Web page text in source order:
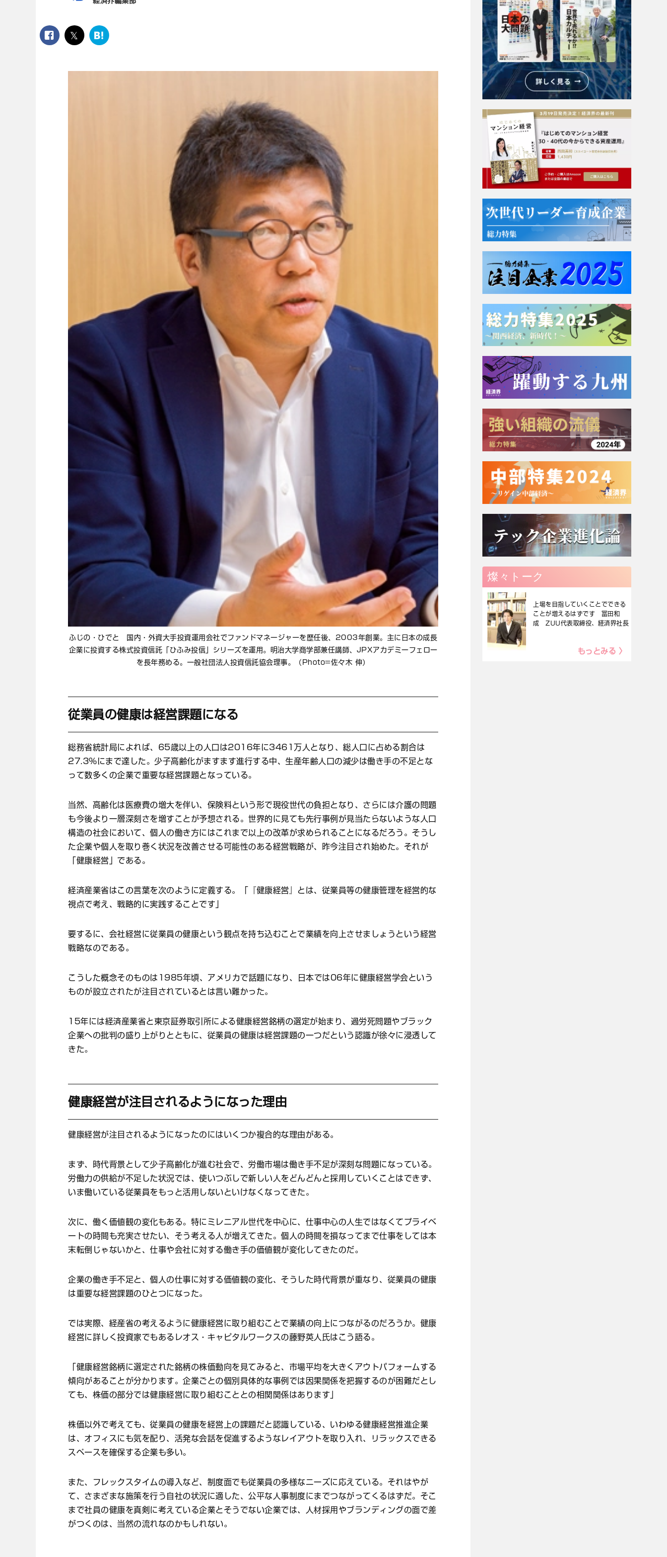
facebook
twitter
は
ブ
ふじの・ひでと 国内・外資大手投資運用会社でファンドマネージャーを歴任後、2003年創業。主に日本の成長
企業に投資する株式投資信託「ひふみ投信」シリーズを運用。明治大学商学部兼任講師、JPXアカデミーフェロー
を長年務める。一般社団法人投資信託協会理事。（Photo=佐々木 伸）
従業員の健康は経営課題になる
総務省統計局によれば、65歳以上の人口は2016年に3461万人となり、総人口に占める割合は
27.3％にまで達した。少子高齢化がますます進行する中、生産年齢人口の減少は働き手の不足とな
って数多くの企業で重要な経営課題となっている。
当然、高齢化は医療費の増大を伴い、保険料という形で現役世代の負担となり、さらには介護の問題
も今後より一層深刻さを増すことが予想される。世界的に見ても先行事例が見当たらないような人口
構造の社会において、個人の働き方にはこれまで以上の改革が求められることになるだろう。そうし
た企業や個人を取り巻く状況を改善させる可能性のある経営戦略が、昨今注目され始めた。それが
「健康経営」である。
経済産業省はこの言葉を次のように定義する。「『健康経営』とは、従業員等の健康管理を経営的な
視点で考え、戦略的に実践することです」
要するに、会社経営に従業員の健康という観点を持ち込むことで業績を向上させましょうという経営
戦略なのである。
こうした概念そのものは1985年頃、アメリカで話題になり、日本では06年に健康経営学会という
ものが設立されたが注目されているとは言い難かった。
15年には経済産業省と東京証券取引所による健康経営銘柄の選定が始まり、過労死問題やブラック
企業への批判の盛り上がりとともに、従業員の健康は経営課題の一つだという認識が徐々に浸透して
きた。
健康経営が注目されるようになった理由
健康経営が注目されるようになったのにはいくつか複合的な理由がある。
まず、時代背景として少子高齢化が進む社会で、労働市場は働き手不足が深刻な問題になっている。
労働力の供給が不足した状況では、使いつぶしで新しい人をどんどんと採用していくことはできず、
いま働いている従業員をもっと活用しないといけなくなってきた。
次に、働く価値観の変化もある。特にミレニアル世代を中心に、仕事中心の人生ではなくてプライベ
ートの時間も充実させたい、そう考える人が増えてきた。個人の時間を損なってまで仕事をしては本
末転倒じゃないかと、仕事や会社に対する働き手の価値観が変化してきたのだ。
企業の働き手不足と、個人の仕事に対する価値観の変化、そうした時代背景が重なり、従業員の健康
は重要な経営課題のひとつになった。
では実際、経産省の考えるように健康経営に取り組むことで業績の向上につながるのだろうか。健康
経営に詳しく投資家でもあるレオス・キャピタルワークスの藤野英人氏はこう語る。
「健康経営銘柄に選定された銘柄の株価動向を見てみると、市場平均を大きくアウトパフォームする
傾向があることが分かります。企業ごとの個別具体的な事例では因果関係を把握するのが困難だとし
ても、株価の部分では健康経営に取り組むこととの相関関係はあります」
株価以外で考えても、従業員の健康を経営上の課題だと認識している、いわゆる健康経営推進企業
は、オフィスにも気を配り、活発な会話を促進するようなレイアウトを取り入れ、リラックスできる
スペースを確保する企業も多い。
また、フレックスタイムの導入など、制度面でも従業員の多様なニーズに応えている。それはやが
て、さまざまな施策を行う自社の状況に適した、公平な人事制度にまでつながってくるはずだ。そこ
まで社員の健康を真剣に考えている企業とそうでない企業では、人材採用やブランディングの面で差
がつくのは、当然の流れなのかもしれない。
燦々トーク
上場を目指していくことでできる
ことが増えるはずです 冨田和
成 ZUU代表取締役、経済界社長
もっとみる 〉